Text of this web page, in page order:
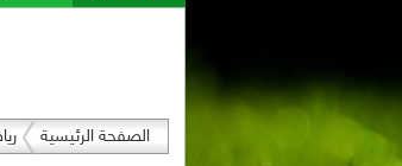
الصفحة الرئيسية